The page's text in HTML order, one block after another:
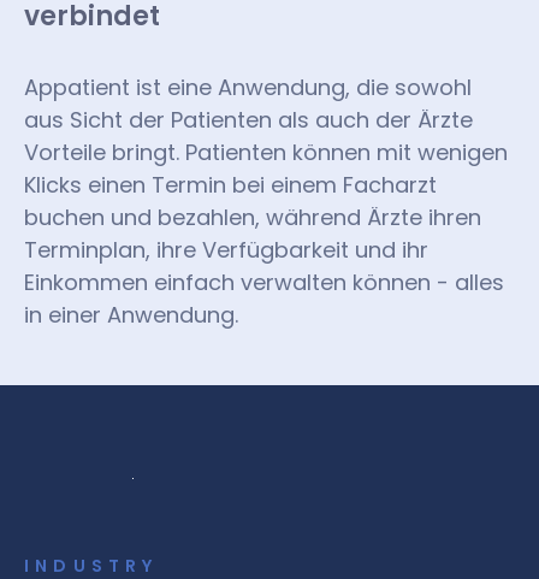
verbindet
Appatient ist eine Anwendung, die sowohl
aus Sicht der Patienten als auch der Ärzte
Vorteile bringt. Patienten können mit wenigen
Klicks einen Termin bei einem Facharzt
buchen und bezahlen, während Ärzte ihren
Terminplan, ihre Verfügbarkeit und ihr
Einkommen einfach verwalten können - alles
in einer Anwendung.
INDUSTRY